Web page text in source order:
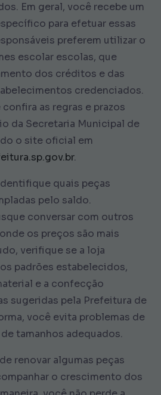
Em geral, você recebe um
para efetuar essas
preferem utilizar o
escolar escolas, que
dos créditos e das
credenciados.
as regras e prazos
da Secretaria Municipal de
o site oficial em
.
quais peças
pelo saldo.
conversar com outros
os preços são mais
verifique se a loja
padrões estabelecidos,
e a confecção
sugeridas pela Prefeitura de
você evita problemas de
tamanhos adequados.
renovar algumas peças
o crescimento dos